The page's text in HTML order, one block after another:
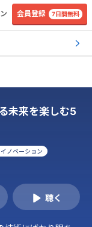
会員登録 7日間無料
未来を楽しむ5
ノベーション
聴く